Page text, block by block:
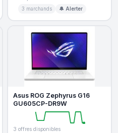
3 marchands 🔔 Alerter
Asus ROG Zephyrus G16
GU605CP-DR9W
3 offres disponibles